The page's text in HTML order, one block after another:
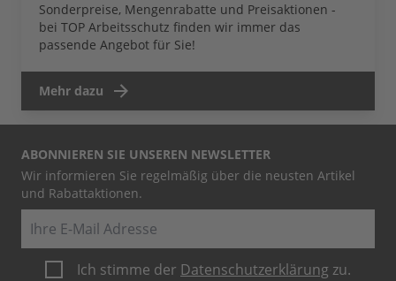
Sonderpreise, Mengenrabatte und Preisaktionen -
bei TOP Arbeitsschutz finden wir immer das
passende Angebot für Sie!
Mehr dazu
ABONNIEREN SIE UNSEREN NEWSLETTER
Wir informieren Sie regelmäßig über die neusten Artikel
und Rabattaktionen.
Ich stimme der Datenschutzerklärung zu.